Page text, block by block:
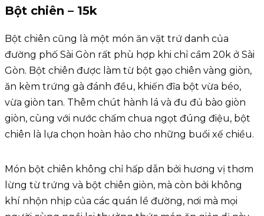
Bột chiên – 15k
Bột chiên cũng là một món ăn vặt trứ danh của
đường phố Sài Gòn rất phù hợp khi chỉ cầm 20k ở Sài
Gòn. Bột chiên được làm từ bột gạo chiên vàng giòn,
ăn kèm trứng gà đánh đều, khiến đĩa bột vừa béo,
vừa giòn tan. Thêm chút hành lá và đu đủ bào giòn
giòn, cùng với nước chấm chua ngọt đúng điệu, bột
chiên là lựa chọn hoàn hảo cho những buổi xế chiều.
Món bột chiên không chỉ hấp dẫn bởi hương vị thơm
lừng từ trứng và bột chiên giòn, mà còn bởi không
khí nhộn nhịp của các quán lề đường, nơi mà mọi